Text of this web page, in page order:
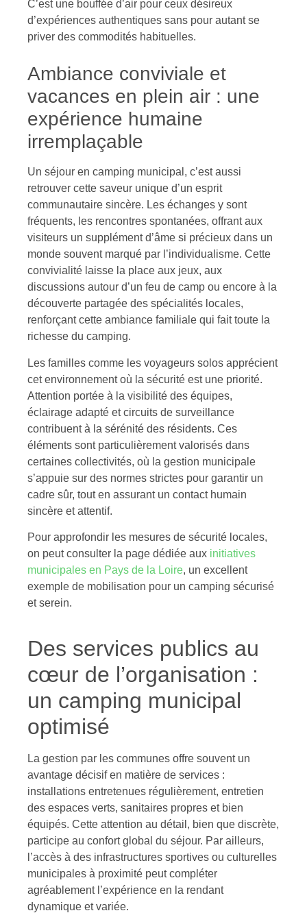
C’est une bouffée d’air pour ceux désireux
d’expériences authentiques sans pour autant se
priver des commodités habituelles.
Ambiance conviviale et
vacances en plein air : une
expérience humaine
irremplaçable
Un séjour en camping municipal, c’est aussi
retrouver cette saveur unique d’un esprit
communautaire sincère. Les échanges y sont
fréquents, les rencontres spontanées, offrant aux
visiteurs un supplément d’âme si précieux dans un
monde souvent marqué par l’individualisme. Cette
convivialité laisse la place aux jeux, aux
discussions autour d’un feu de camp ou encore à la
découverte partagée des spécialités locales,
renforçant cette ambiance familiale qui fait toute la
richesse du camping.
Les familles comme les voyageurs solos apprécient
cet environnement où la sécurité est une priorité.
Attention portée à la visibilité des équipes,
éclairage adapté et circuits de surveillance
contribuent à la sérénité des résidents. Ces
éléments sont particulièrement valorisés dans
certaines collectivités, où la gestion municipale
s’appuie sur des normes strictes pour garantir un
cadre sûr, tout en assurant un contact humain
sincère et attentif.
Pour approfondir les mesures de sécurité locales,
on peut consulter la page dédiée aux initiatives
municipales en Pays de la Loire, un excellent
exemple de mobilisation pour un camping sécurisé
et serein.
Des services publics au
cœur de l’organisation :
un camping municipal
optimisé
La gestion par les communes offre souvent un
avantage décisif en matière de services :
installations entretenues régulièrement, entretien
des espaces verts, sanitaires propres et bien
équipés. Cette attention au détail, bien que discrète,
participe au confort global du séjour. Par ailleurs,
l’accès à des infrastructures sportives ou culturelles
municipales à proximité peut compléter
agréablement l’expérience en la rendant
dynamique et variée.